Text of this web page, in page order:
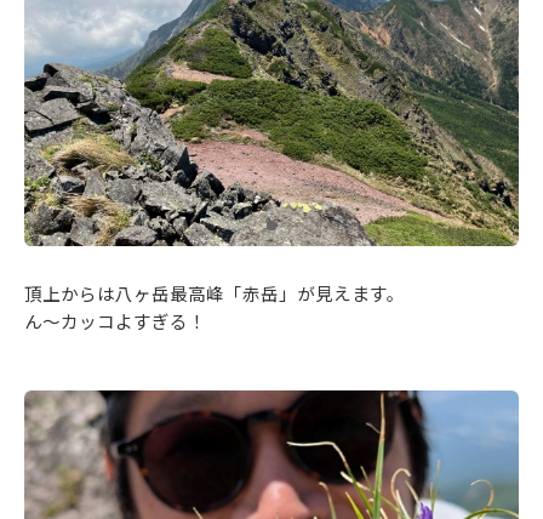
頂上からは八ヶ岳最高峰「赤岳」が見えます。
ん～カッコよすぎる！